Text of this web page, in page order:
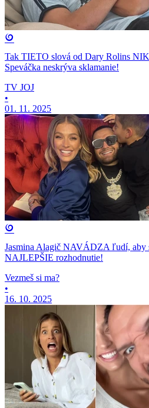
Tak TIETO slová od Dary Rolins
Speváčka neskrýva sklamanie!
TV JOJ
•
01. 11. 2025
Jasmina Alagič NAVÁDZA ľudí,
NAJLEPŠIE rozhodnutie!
Vezmeš si ma?
•
16. 10. 2025